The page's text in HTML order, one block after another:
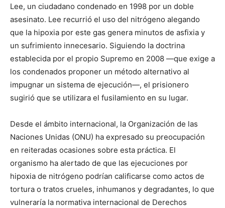
Lee, un ciudadano condenado en 1998 por un doble
asesinato. Lee recurrió el uso del nitrógeno alegando
que la hipoxia por este gas genera minutos de asfixia y
un sufrimiento innecesario. Siguiendo la doctrina
establecida por el propio Supremo en 2008 —que exige a
los condenados proponer un método alternativo al
impugnar un sistema de ejecución—, el prisionero
sugirió que se utilizara el fusilamiento en su lugar.
Desde el ámbito internacional, la Organización de las
Naciones Unidas (ONU) ha expresado su preocupación
en reiteradas ocasiones sobre esta práctica. El
organismo ha alertado de que las ejecuciones por
hipoxia de nitrógeno podrían calificarse como actos de
tortura o tratos crueles, inhumanos y degradantes, lo que
vulneraría la normativa internacional de Derechos